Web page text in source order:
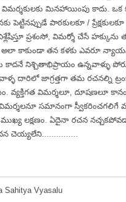
మినహాయింపు కాదు. ఒక
పెట్టినప్పుడే పాఠకులకూ /
ప్రశంసో, విమర్శో చేసే హక్కును
కాకుండా తన కళకు ఎవరూ
కాదనే నిశ్చితాభిప్రాయం ఉన్నవాళ్ళు
దారిలో జాగ్రత్తగా తమ రచనల్ని
వ్యక్తిగత విమర్శలూ, దూషణలూ
సమానంగా స్వీకరించగలిగే
లక్షణం. ఏదైనా రచన
చెయ్యలేని...............
Sahitya Vyasalu